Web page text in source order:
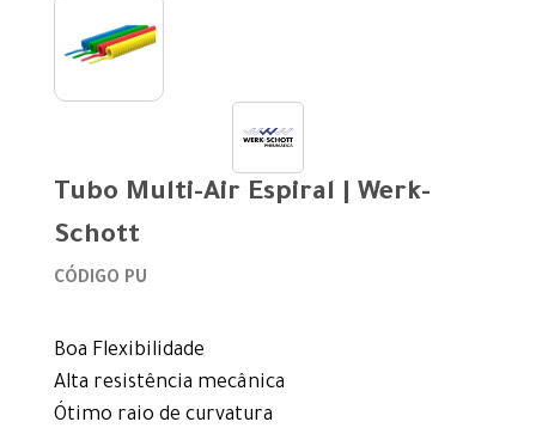
Tubo Multi-Air Espiral | Werk-
Schott
CÓDIGO PU
Boa Flexibilidade
Alta resistência mecânica
Ótimo raio de curvatura